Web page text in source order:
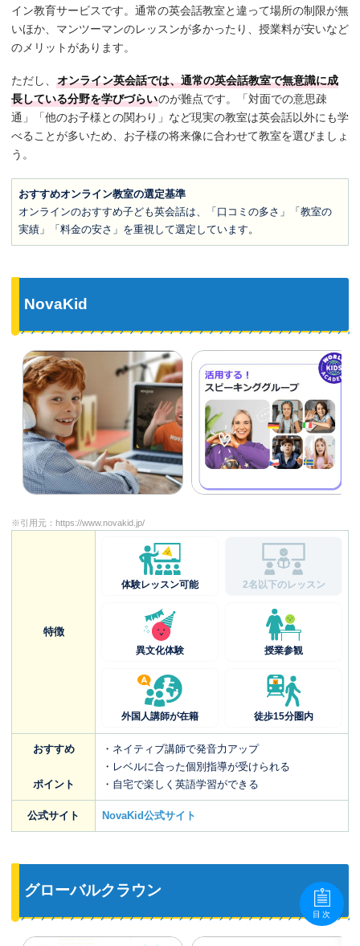
イン教育サービスです。通常の英会話教室と違って場所の制限が無
いほか、マンツーマンのレッスンが多かったり、授業料が安いなど
のメリットがあります。
ただし、 オンライン英会話では、通常の英会話教室で無意識に成
長している分野を学びづらいのが難点です。「対面での意思疎
通」「他のお子様との関わり」など現実の教室は英会話以外にも学
べることが多いため、お子様の将来像に合わせて教室を選びましょ
う。
おすすめオンライン教室の選定基準
オンラインのおすすめ子ども英会話は、「口コミの多さ」「教室の
実績」「料金の安さ」を重視して選定しています。
NovaKid
※引用元： https://www.novakid.jp/
特徴
体験レッスン可能 2名以下のレッスン
異文化体験 授業参観
外国人講師が在籍 徒歩15分圏内
おすすめ
ポイント
・ネイティブ講師で発音力アップ
・レベルに合った個別指導が受けられる
・自宅で楽しく英語学習ができる
公式サイト NovaKid公式サイト
グローバルクラウン
目次